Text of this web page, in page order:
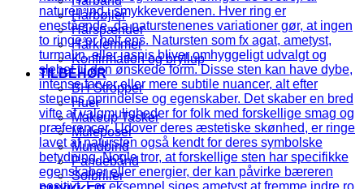
Hårbøjler
Hårspænder
Hårklemmer
Konfirmation og bryllup
TILBEHØR
BH Stropper
Huer
Makeup Tasker
Muleposer
Mundbind
Pandebånd
Solbriller